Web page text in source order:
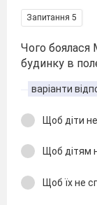
Запитання 5
Чого боялася
будинку в
варіанти
Щоб діти
Щоб дітям
Щоб їх не